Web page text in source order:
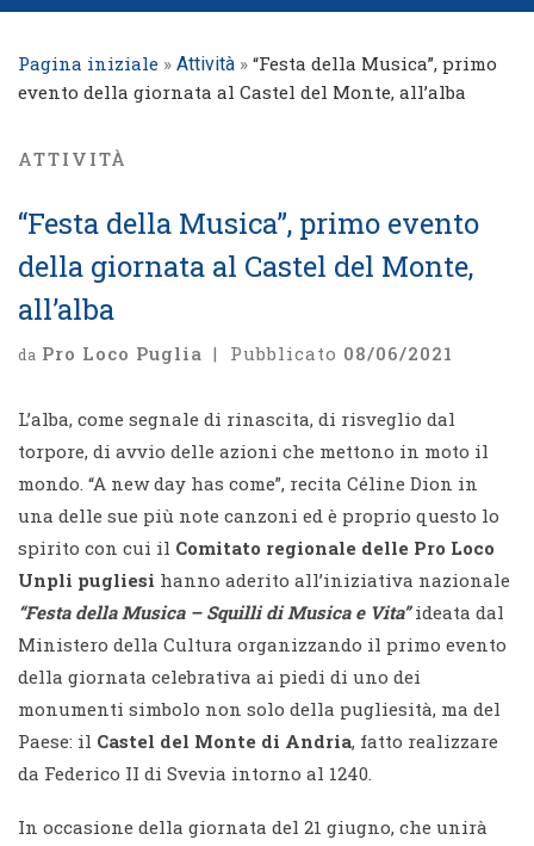
Pagina iniziale » Attività » “Festa della Musica”, primo
evento della giornata al Castel del Monte, all’alba
ATTIVITÀ
“Festa della Musica”, primo evento
della giornata al Castel del Monte,
all’alba
da Pro Loco Puglia | Pubblicato 08/06/2021
L’alba, come segnale di rinascita, di risveglio dal
torpore, di avvio delle azioni che mettono in moto il
mondo. “A new day has come”, recita Céline Dion in
una delle sue più note canzoni ed è proprio questo lo
spirito con cui il Comitato regionale delle Pro Loco
Unpli pugliesi hanno aderito all’iniziativa nazionale
“Festa della Musica – Squilli di Musica e Vita”ideata dal
Ministero della Cultura organizzando il primo evento
della giornata celebrativa ai piedi di uno dei
monumenti simbolo non solo della pugliesità, ma del
Paese: il Castel del Monte di Andria, fatto realizzare
da Federico II di Svevia intorno al 1240.
In occasione della giornata del 21 giugno, che unirà